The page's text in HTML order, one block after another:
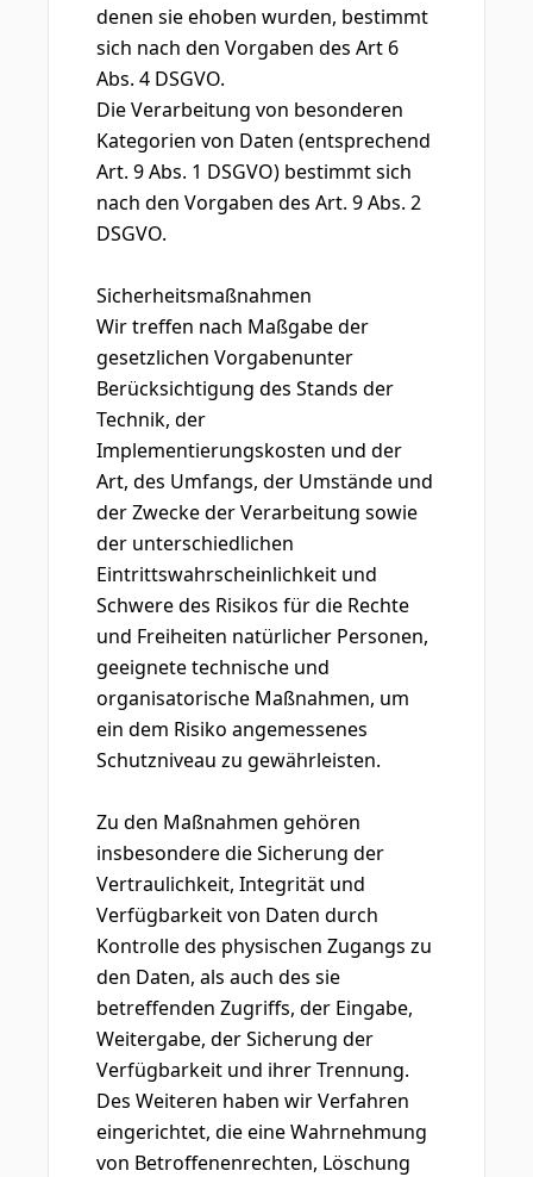
denen sie ehoben wurden, bestimmt
sich nach den Vorgaben des Art 6
Abs. 4 DSGVO.
Die Verarbeitung von besonderen
Kategorien von Daten (entsprechend
Art. 9 Abs. 1 DSGVO) bestimmt sich
nach den Vorgaben des Art. 9 Abs. 2
DSGVO.
Sicherheitsmaßnahmen
Wir treffen nach Maßgabe der
gesetzlichen Vorgabenunter
Berücksichtigung des Stands der
Technik, der
Implementierungskosten und der
Art, des Umfangs, der Umstände und
der Zwecke der Verarbeitung sowie
der unterschiedlichen
Eintrittswahrscheinlichkeit und
Schwere des Risikos für die Rechte
und Freiheiten natürlicher Personen,
geeignete technische und
organisatorische Maßnahmen, um
ein dem Risiko angemessenes
Schutzniveau zu gewährleisten.
Zu den Maßnahmen gehören
insbesondere die Sicherung der
Vertraulichkeit, Integrität und
Verfügbarkeit von Daten durch
Kontrolle des physischen Zugangs zu
den Daten, als auch des sie
betreffenden Zugriffs, der Eingabe,
Weitergabe, der Sicherung der
Verfügbarkeit und ihrer Trennung.
Des Weiteren haben wir Verfahren
eingerichtet, die eine Wahrnehmung
von Betroffenenrechten, Löschung